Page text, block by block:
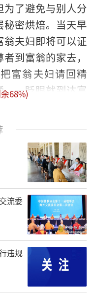
为了避免与别人分
秘密烘焙。当天早
翁夫妇即将可以证
到富翁的家去，
富翁夫妇请回精
，一眨眼就到达富
窗子外面。富翁
。最后，富翁告
，打发他走！”富
放在烘盘上，但面
烤盘。富翁认为一
以就亲自另外拿
里，但面团也一
用多么小的面团，
很小的糕饼。最
随意取出一块给
饼时，所有的糕
至此，富翁对糕饼
68%)
流委
违规